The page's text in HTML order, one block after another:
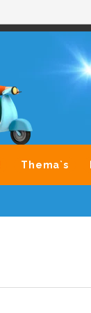
Thema`s